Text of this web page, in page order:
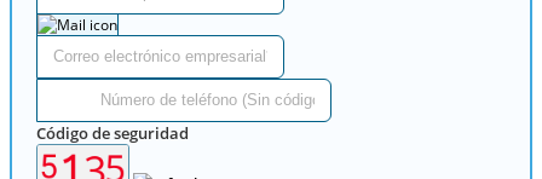
Código de seguridad